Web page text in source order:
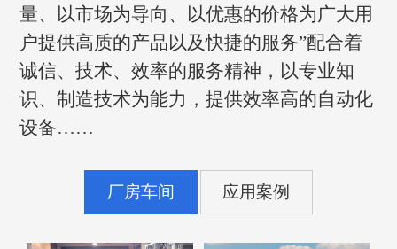
量、以市场为导向、以优惠的价格为广大用
户提供高质的产品以及快捷的服务”配合着
诚信、技术、效率的服务精神，以专业知
识、制造技术为能力，提供效率高的自动化
设备……
厂房车间 应用案例